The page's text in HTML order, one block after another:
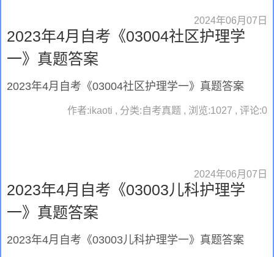
2024年06月07日
2023年4月自考《03004社区护理学
一》真题答案
2023年4月自考《03004社区护理学一》真题答案
作者:ikaoti , 分类:自考真题 , 浏览:1027 , 评论:0
2024年06月07日
2023年4月自考《03003儿科护理学
一》真题答案
2023年4月自考《03003儿科护理学一》真题答案